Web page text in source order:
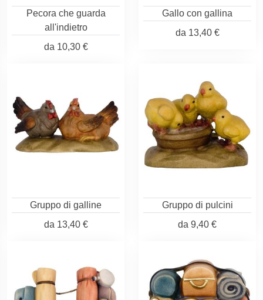
Pecora che guarda
all'indietro
da 10,30 €
Gallo con gallina
da 13,40 €
Gruppo di galline
da 13,40 €
Gruppo di pulcini
da 9,40 €